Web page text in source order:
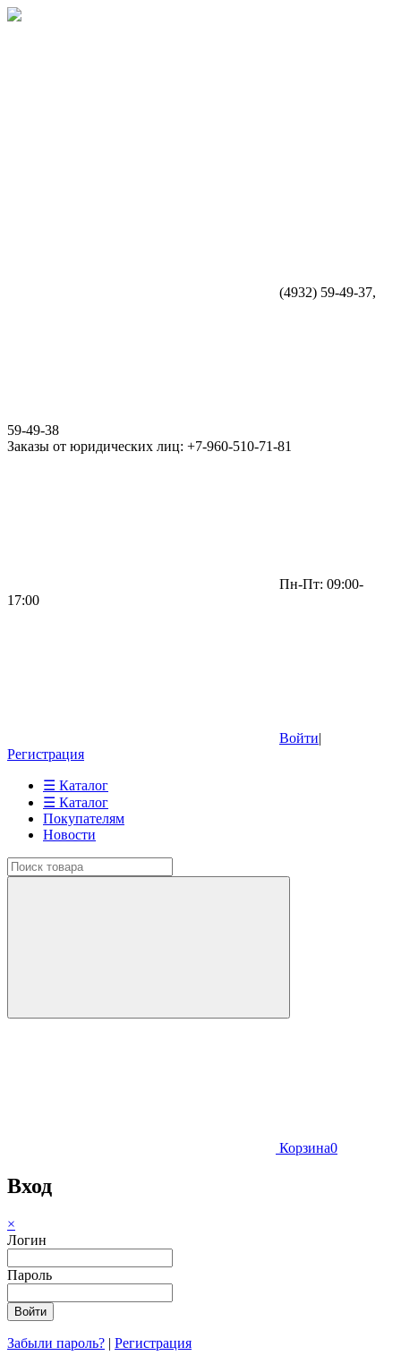
(4932) 59-49-37,
59-49-38
Заказы от юридических лиц: +7-960-510-71-81
Пн-Пт: 09:00-
17:00
Войти|
Регистрация
☰ Каталог
☰ Каталог
Покупателям
Новости
Корзина0
Вход
×
Логин
Пароль
Забыли пароль? | Регистрация